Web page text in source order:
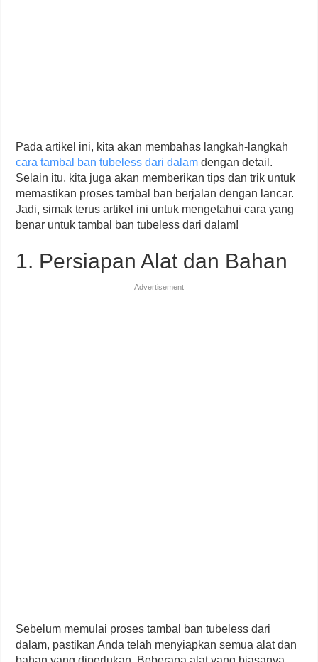
Pada artikel ini, kita akan membahas langkah-langkah
cara tambal ban tubeless dari dalam dengan detail.
Selain itu, kita juga akan memberikan tips dan trik untuk
memastikan proses tambal ban berjalan dengan lancar.
Jadi, simak terus artikel ini untuk mengetahui cara yang
benar untuk tambal ban tubeless dari dalam!
1. Persiapan Alat dan Bahan
Advertisement
Sebelum memulai proses tambal ban tubeless dari
dalam, pastikan Anda telah menyiapkan semua alat dan